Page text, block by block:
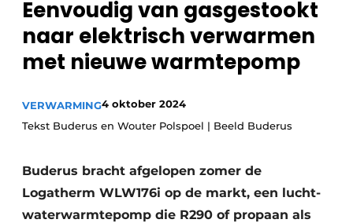
Vacature aanmelden
Vacatures
Video’s
Sanitair
Brandbeveiliging
Ventilatie
Warmtepompen
Eenvoudig van gasgestookt
naar elektrisch verwarmen
met nieuwe warmtepomp
VERWARMING4 oktober 2024
Tekst Buderus en Wouter Polspoel | Beeld Buderus
Buderus bracht afgelopen zomer de
Logatherm WLW176i op de markt, een lucht-
waterwarmtepomp die R290 of propaan als